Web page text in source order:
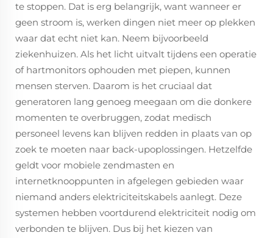
te stoppen. Dat is erg belangrijk, want wanneer er
geen stroom is, werken dingen niet meer op plekken
waar dat echt niet kan. Neem bijvoorbeeld
ziekenhuizen. Als het licht uitvalt tijdens een operatie
of hartmonitors ophouden met piepen, kunnen
mensen sterven. Daarom is het cruciaal dat
generatoren lang genoeg meegaan om die donkere
momenten te overbruggen, zodat medisch
personeel levens kan blijven redden in plaats van op
zoek te moeten naar back-upoplossingen. Hetzelfde
geldt voor mobiele zendmasten en
internetknooppunten in afgelegen gebieden waar
niemand anders elektriciteitskabels aanlegt. Deze
systemen hebben voortdurend elektriciteit nodig om
verbonden te blijven. Dus bij het kiezen van